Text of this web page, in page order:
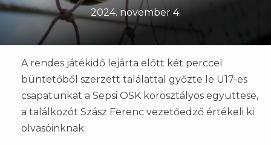
2024. november 4.
A rendes játékidő lejárta előtt két perccel
büntetőből szerzett találattal győzte le U17-es
csapatunkat a Sepsi OSK korosztályos együttese,
a találkozót Szász Ferenc vezetőedző értékeli ki
olvasóinknak.